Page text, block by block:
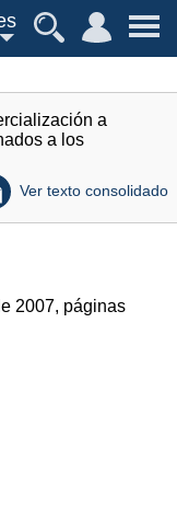
a
a los
Ver texto consolidado
2007, páginas